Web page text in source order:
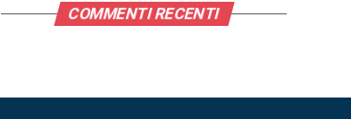
COMMENTI RECENTI